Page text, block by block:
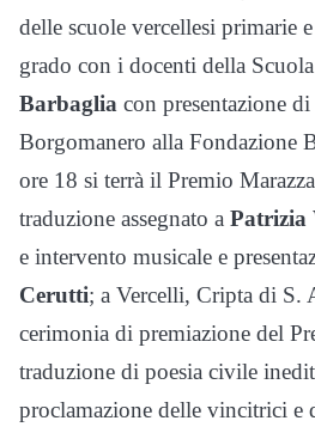
delle scuole vercellesi primarie
grado con i docenti della
Barbaglia con presentazione di
Borgomanero alla Fondazione
ore 18 si terrà il Premio
traduzione assegnato a Patrizia
e intervento musicale e
Cerutti; a Vercelli, Cripta di S.
cerimonia di premiazione del
traduzione di poesia civile
proclamazione delle vincitrici